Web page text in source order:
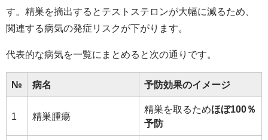
す。精巣を摘出するとテストステロンが大幅に減るため、
関連する病気の発症リスクが下がります。
代表的な病気を一覧にまとめると次の通りです。
№ 病名 予防効果のイメージ
1 精巣腫瘍
精巣を取るためほぼ100％
予防